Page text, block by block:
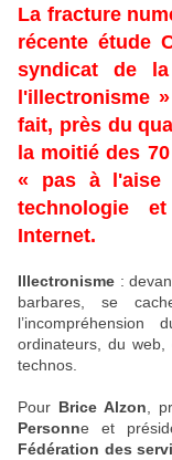
La fracture
récente étude
syndicat de
l'illectronisme
fait, près du
la moitié des
« pas à l'aise
technologie
Internet.
Illectronisme :
barbares, se
ordinateurs, du
technos.
Pour Brice Alzon ,
Personne et
Fédération des